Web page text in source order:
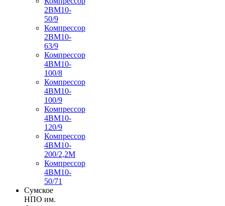
2ВМ10-
50/9
Компрессор
2ВМ10-
63/9
Компрессор
4ВМ10-
100/8
Компрессор
4ВМ10-
100/9
Компрессор
4ВМ10-
120/9
Компрессор
4ВМ10-
200/2,2М
Компрессор
4ВМ10-
50/71
Сумское
НПО им.